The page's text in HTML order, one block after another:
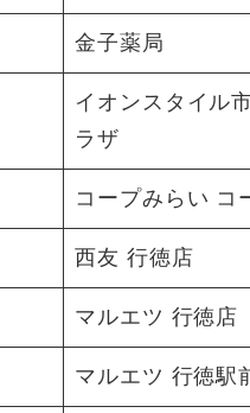
金子薬局
イオンスタイル
ラザ
コープみらい コ
西友 行徳店
マルエツ 行徳店
マルエツ 行徳駅